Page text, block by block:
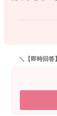
＼【即時回答